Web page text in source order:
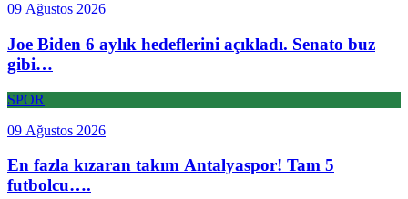
09 Ağustos 2026
Joe Biden 6 aylık hedeflerini açıkladı. Senato buz
gibi…
SPOR
09 Ağustos 2026
En fazla kızaran takım Antalyaspor! Tam 5
futbolcu….